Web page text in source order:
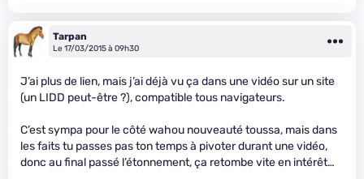
Tarpan
Le 17/03/2015 à 09h30
J’ai plus de lien, mais j’ai déjà vu ça dans une vidéo sur un site
(un LIDD peut-être ?), compatible tous navigateurs.
C’est sympa pour le côté wahou nouveauté toussa, mais dans
les faits tu passes pas ton temps à pivoter durant une vidéo,
donc au final passé l’étonnement, ça retombe vite en intérêt…